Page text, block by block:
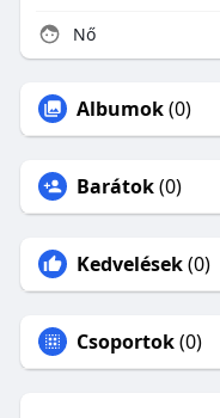
Nő
Albumok(0)
Barátok(0)
Kedvelések(0)
Csoportok(0)